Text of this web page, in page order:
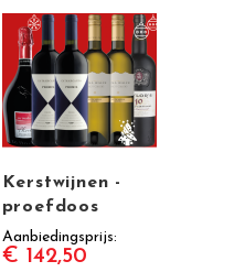
Kerstwijnen -
proefdoos
Aanbiedingsprijs
€ 142,50